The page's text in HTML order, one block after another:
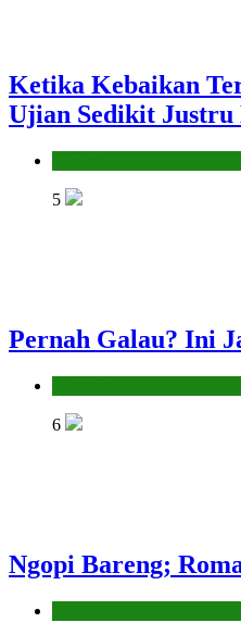
Ketika Kebaikan
Ujian Sedikit Justru
5
Pernah Galau? Ini
6
Ngopi Bareng;